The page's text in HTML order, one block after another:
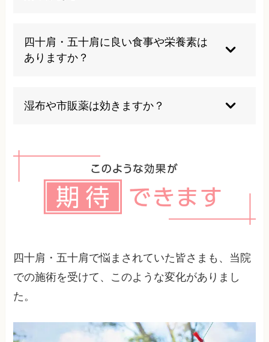
本的な改善には姿勢や生活習慣など体そのものの
見直しが必要です。
四十肩・五十肩に良い食事や栄養素は
ありますか？
やタンパク質、ビタミンが豊富な食品が良いとさ
れています。バランスの良い食事が基本です。
湿布や市販薬は効きますか？
であり原因そのものを解決するものではありませ
四十肩・五十肩で悩まされていた皆さまも、当院
での施術を受けて、このような変化がありまし
た。